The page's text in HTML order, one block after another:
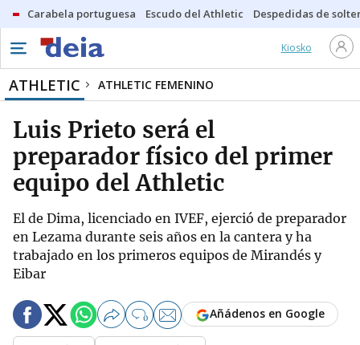
Carabela portuguesa Escudo del Athletic Despedidas de
Kiosko
ATHLETIC ATHLETIC FEMENINO
Luis Prieto será el
preparador físico del primer
equipo del Athletic
El de Dima, licenciado en IVEF, ejerció de preparador
en Lezama durante seis años en la cantera y ha
trabajado en los primeros equipos de Mirandés y
Eibar
0 Añádenos en Google